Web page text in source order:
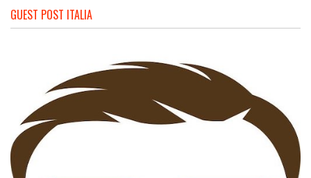
GUEST POST ITALIA